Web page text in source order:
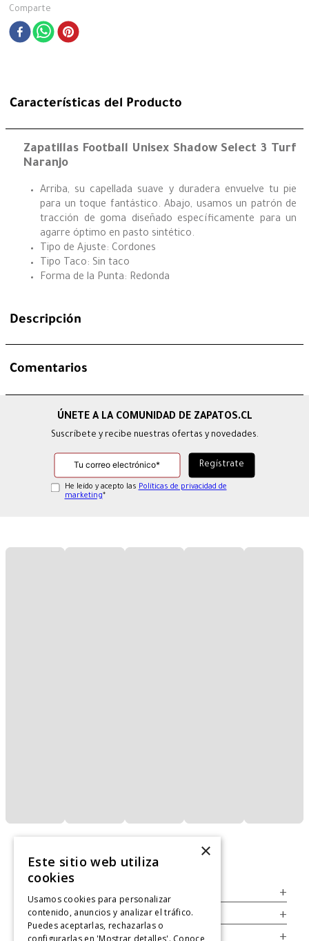
Comparte
Características del Producto
Zapatillas Football Unisex Shadow Select 3 Turf
Naranjo
Arriba, su capellada suave y duradera envuelve tu pie
para un toque fantástico. Abajo, usamos un patrón de
tracción de goma diseñado específicamente para un
agarre óptimo en pasto sintético.
Tipo de Ajuste: Cordones
Tipo Taco: Sin taco
Forma de la Punta: Redonda
Descripción
Comentarios
Suscríbete y recibe nuestras ofertas y novedades.
He leído y acepto las Políticas de privacidad de
marketing*
+
Legal +
Cuenta +
×
Este sitio web utiliza
cookies
Usamos cookies para personalizar
contenido, anuncios y analizar el tráfico.
Puedes aceptarlas, rechazarlas o
configurarlas en 'Mostrar detalles'. Conoce